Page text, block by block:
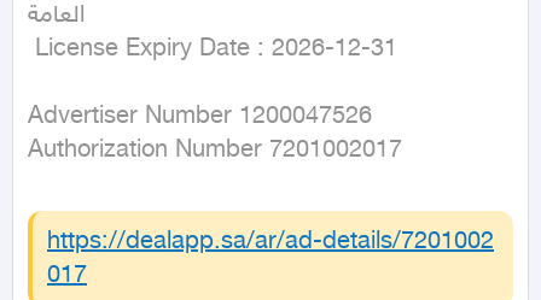
العامة
License Expiry Date : 2026-12-31
Advertiser Number 1200047526
Authorization Number 7201002017
https://dealapp.sa/ar/ad-details/7201002
017